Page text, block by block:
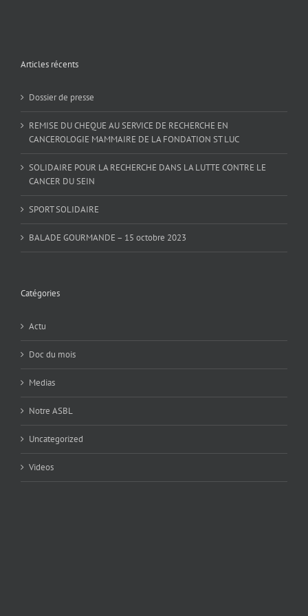
Articles récents
Dossier de presse
REMISE DU CHEQUE AU SERVICE DE RECHERCHE EN
CANCEROLOGIE MAMMAIRE DE LA FONDATION ST LUC
SOLIDAIRE POUR LA RECHERCHE DANS LA LUTTE CONTRE LE
CANCER DU SEIN
SPORT SOLIDAIRE
BALADE GOURMANDE – 15 octobre 2023
Catégories
Actu
Doc du mois
Medias
Notre ASBL
Uncategorized
Videos